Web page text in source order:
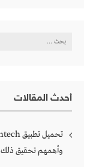
البحث
أحدث المقالات
وأهمهم تحقيق ذلك